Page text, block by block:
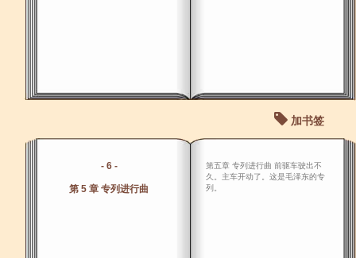
加书签
- 6 -
第 5 章 专列进行曲
第五章 专列进行曲 前驱车驶出不
久。主车开动了。这是毛泽东的专
列。